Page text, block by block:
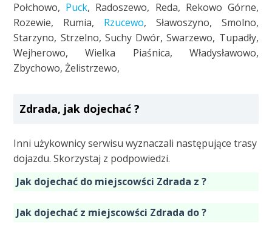
Połchowo, Puck, Radoszewo, Reda, Rekowo Górne,
Rozewie, Rumia, Rzucewo, Sławoszyno, Smolno,
Starzyno, Strzelno, Suchy Dwór, Swarzewo, Tupadły,
Wejherowo, Wielka Piaśnica, Władysławowo,
Zbychowo, Żelistrzewo,
Zdrada, jak dojechać ?
Inni użykownicy serwisu wyznaczali następujące trasy
dojazdu. Skorzystaj z podpowiedzi.
Jak dojechać do miejscowści Zdrada z ?
Jak dojechać z miejscowści Zdrada do ?